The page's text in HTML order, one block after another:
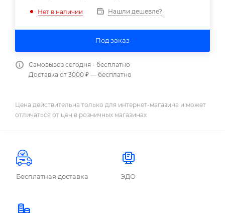
Нет в наличии Нашли дешевле?
Под заказ
Самовывоз сегодня - бесплатно
Доставка от 3000 ₽ — бесплатно
Цена действительна только для интернет-магазина и может
отличаться от цен в розничных магазинах
Бесплатная доставка ЭДО